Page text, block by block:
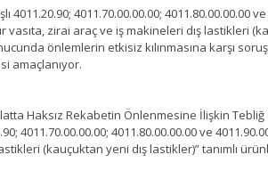
4011.20.90; 4011.70.00.00.00; 4011.80.00.00.00
vasıta, zirai araç ve iş makineleri dış lastikleri
önlemlerin etkisiz kılınmasına karşı
amaçlanıyor.
Haksız Rekabetin Önlenmesine İlişkin Tebliğ
4011.70.00.00.00; 4011.80.00.00.00 ve
(kauçuktan yeni dış lastikler)” tanımlı